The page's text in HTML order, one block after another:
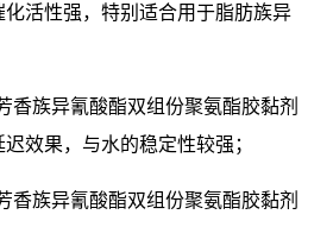
活性强，特别适合用于脂肪族异
香族异氰酸酯双组份聚氨酯胶黏剂
效果，与水的稳定性较强；
香族异氰酸酯双组份聚氨酯胶黏剂